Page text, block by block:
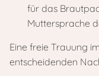
für das
Muttersprache
Eine freie Trauung
entscheidenden